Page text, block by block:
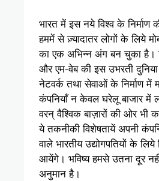
भारत में इस नये विश्व के निर्माण
हममें से ज़्यादातर लोगों के लिये
का एक अभिन्न अंग बन चुका है।
और एम-वेब की इस उभरती
नेटवर्क तथा सेवाओं के निर्माण में
कंपनियाँ न केवल घरेलू बाजार में
वरन् वैश्विक बाज़ारों की ओर भी
ये तकनीकी विशेषतायें अपनी
वाले भारतीय उद्योगपतियों के
आयेंगे। भविष्य हमसे उतना दूर
अनुमान है।